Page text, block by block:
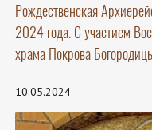
Рождественская
2024 года. С участием
храма Покрова
10.05.2024